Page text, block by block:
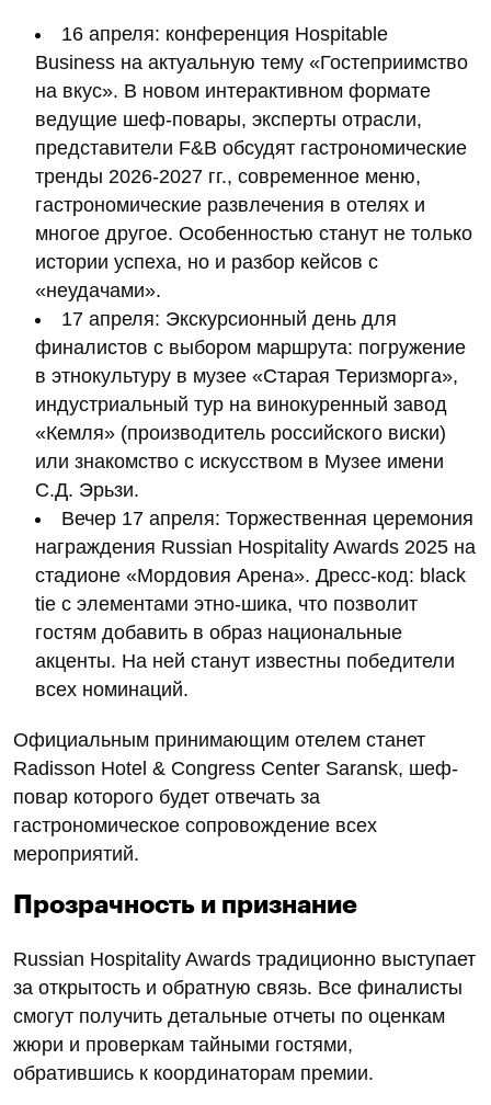
16 апреля: конференция Hospitable
Business на актуальную тему «Гостеприимство
на вкус». В новом интерактивном формате
ведущие шеф-повары, эксперты отрасли,
представители F&B обсудят гастрономические
тренды 2026-2027 гг., современное меню,
гастрономические развлечения в отелях и
многое другое. Особенностью станут не только
истории успеха, но и разбор кейсов с
«неудачами».
17 апреля: Экскурсионный день для
финалистов с выбором маршрута: погружение
в этнокультуру в музее «Старая Теризморга»,
индустриальный тур на винокуренный завод
«Кемля» (производитель российского виски)
или знакомство с искусством в Музее имени
С.Д. Эрьзи.
Вечер 17 апреля: Торжественная церемония
награждения Russian Hospitality Awards 2025 на
стадионе «Мордовия Арена». Дресс-код: black
tie с элементами этно-шика, что позволит
гостям добавить в образ национальные
акценты. На ней станут известны победители
всех номинаций.
Официальным принимающим отелем станет
Radisson Hotel & Congress Center Saransk, шеф-
повар которого будет отвечать за
гастрономическое сопровождение всех
мероприятий.
Прозрачность и признание
Russian Hospitality Awards традиционно выступает
за открытость и обратную связь. Все финалисты
смогут получить детальные отчеты по оценкам
жюри и проверкам тайными гостями,
обратившись к координаторам премии.